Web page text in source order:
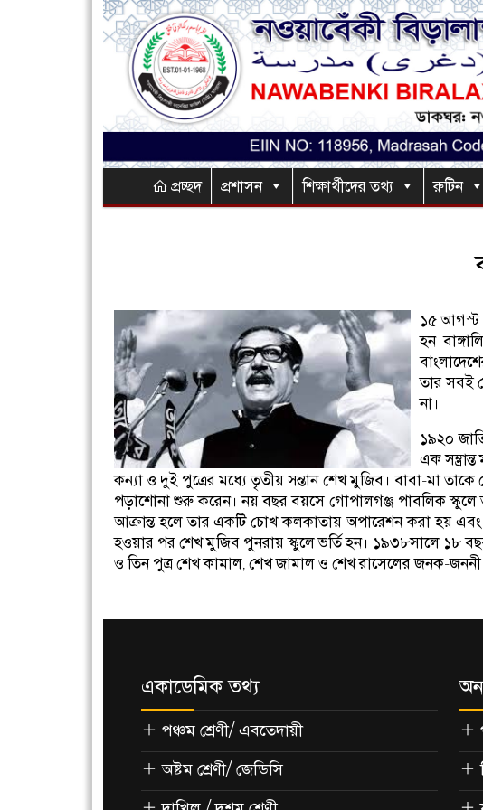
প্রচ্ছদ প্রশাসন শিক্ষার্থীদের তথ্য রুটিন
১৫ আগস্ট
হন
তার সবই
না।
১৯২০
এক
কন্যা ও দুই পুত্রের মধ্যে তৃতীয় সন্তান শেখ মুজিব। বাবা-মা
পড়াশোনা শুরু করেন। নয় বছর বয়সে গোপালগঞ্জ পাবলিক স্কুলে
আক্রান্ত হলে তার একটি চোখ কলকাতায় অপারেশন করা হয় এবং
হওয়ার পর শেখ মুজিব পুনরায় স্কুলে ভর্তি হন। ১৯৩৮সালে ১৮
ও তিন পুত্র শেখ কামাল, শেখ জামাল ও শেখ রাসেলের জনক-
একাডেমিক তথ্য
পঞ্চম শ্রেণী/ এবতেদায়ী
অষ্টম শ্রেণী/ জেডিসি